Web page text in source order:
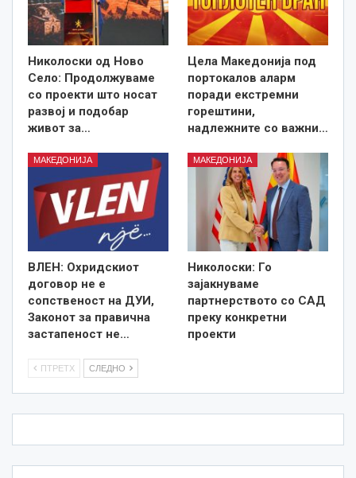
Николоски од Ново
Село: Продолжуваме
со проекти што носат
развој и подобар
живот за…
Цела Македонија под
портокалов аларм
поради екстремни
горештини,
надлежните со важни…
МАКЕДОНИЈА
ВЛЕН: Охридскиот
договор не е
сопственост на ДУИ,
Законот за правична
застапеност не…
МАКЕДОНИЈА
Николоски: Го
зајакнуваме
партнерството со САД
преку конкретни
проекти
ПТРЕТХ СЛЕДНО